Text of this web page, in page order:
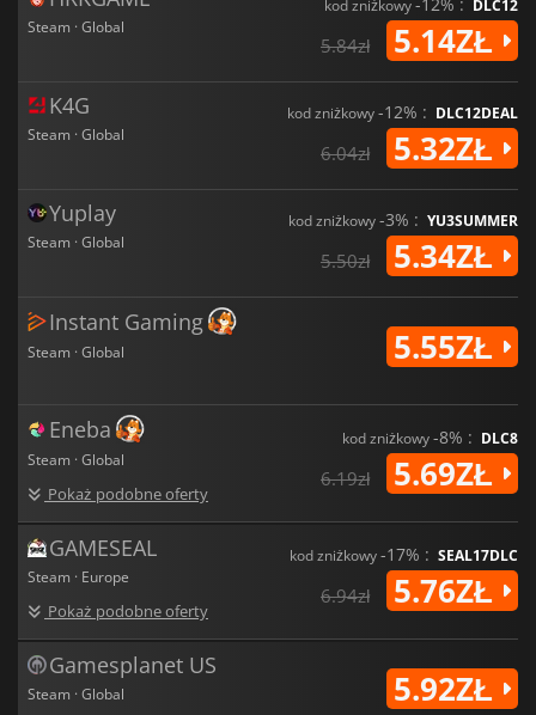
Steam · Global
kod zniżkowy DLC12
5.84zł 5.14ZŁ
K4G
Steam · Global
kod zniżkowy-12% : DLC12DEAL
6.04zł 5.32ZŁ
Yuplay
Steam · Global
kod zniżkowy-3% : YU3SUMMER
5.50zł 5.34ZŁ
Instant Gaming
Steam · Global 5.55ZŁ
Eneba
Steam · Global
Pokaż podobne oferty
kod zniżkowy-8% : DLC8
6.19zł 5.69ZŁ
GAMESEAL
Steam · Europe
Pokaż podobne oferty
kod zniżkowy-17% : SEAL17DLC
6.94zł 5.76ZŁ
Gamesplanet US
Steam · Global 5.92ZŁ